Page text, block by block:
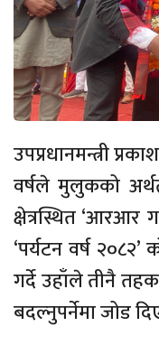
उपप्रधानमन्त्री
वर्षले मुलुकको
क्षेत्रस्थित ‘आरआर
‘पर्यटन वर्ष
गर्दे उहाँले तीनै
बदल्नुपर्नेमा जोड